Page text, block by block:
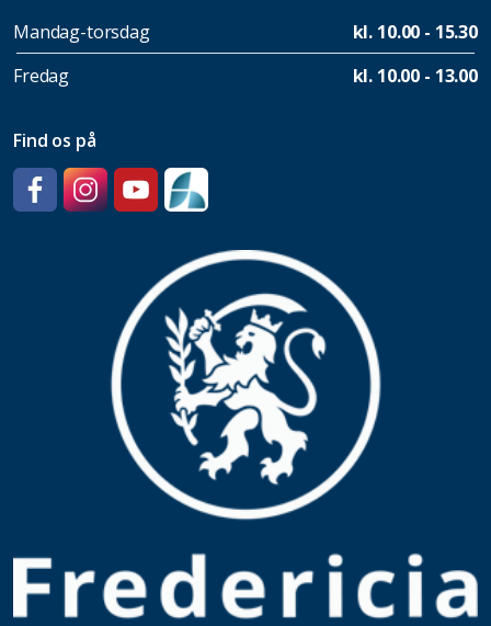
Mandag-torsdag
kl. 10.00 - 15.30
Fredag
kl. 10.00 - 13.00
Find os på